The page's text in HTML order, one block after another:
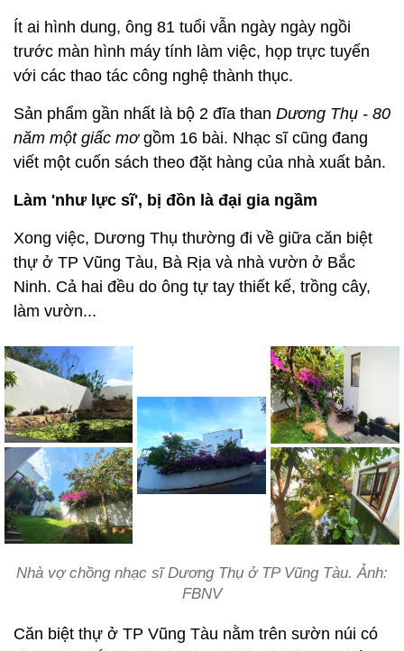
Ít ai hình dung, ông 81 tuổi vẫn ngày ngày ngồi
trước màn hình máy tính làm việc, họp trực tuyến
với các thao tác công nghệ thành thục.
Sản phẩm gần nhất là bộ 2 đĩa than Dương Thụ - 80
năm một giấc mơ gồm 16 bài. Nhạc sĩ cũng đang
viết một cuốn sách theo đặt hàng của nhà xuất bản.
Làm 'như lực sĩ', bị đồn là đại gia ngầm
Xong việc, Dương Thụ thường đi về giữa căn biệt
thự ở TP Vũng Tàu, Bà Rịa và nhà vườn ở Bắc
Ninh. Cả hai đều do ông tự tay thiết kế, trồng cây,
làm vườn...
Nhà vợ chồng nhạc sĩ Dương Thụ ở TP Vũng Tàu. Ảnh:
FBNV
Căn biệt thự ở TP Vũng Tàu nằm trên sườn núi có